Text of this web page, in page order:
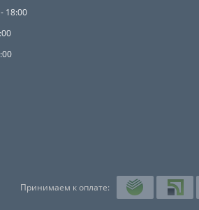
18:00
Принимаем к оплате: